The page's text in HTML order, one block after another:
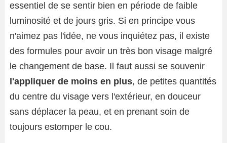
essentiel de se sentir bien en période de faible
luminosité et de jours gris. Si en principe vous
n'aimez pas l'idée, ne vous inquiétez pas, il existe
des formules pour avoir un très bon visage malgré
le changement de base. Il faut aussi se souvenir
l'appliquer de moins en plus, de petites quantités
du centre du visage vers l'extérieur, en douceur
sans déplacer la peau, et en prenant soin de
toujours estomper le cou.